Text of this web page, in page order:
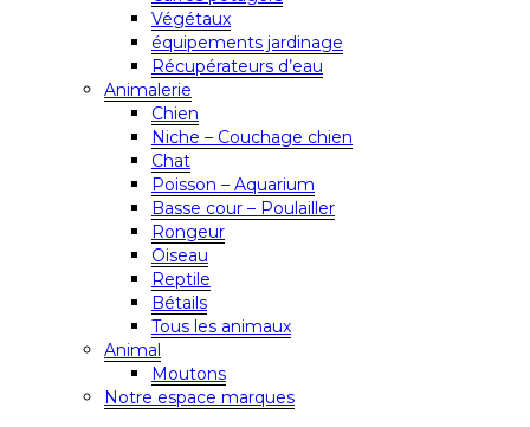
Végétaux
équipements jardinage
Récupérateurs d’eau
Animalerie
Chien
Niche – Couchage chien
Chat
Poisson – Aquarium
Basse cour – Poulailler
Rongeur
Oiseau
Reptile
Bétails
Tous les animaux
Animal
Moutons
Notre espace marques